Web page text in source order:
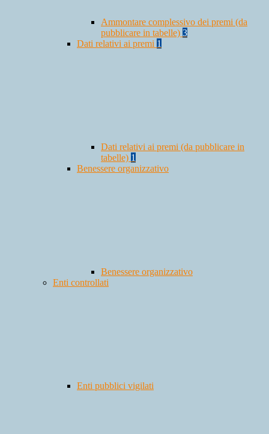
Ammontare complessivo dei premi (da
pubblicare in tabelle) 3
Dati relativi ai premi 1
Dati relativi ai premi (da pubblicare in
tabelle) 1
Benessere organizzativo
Benessere organizzativo
Enti controllati
Enti pubblici vigilati